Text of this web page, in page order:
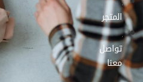
المتجر
تواصل
معنا